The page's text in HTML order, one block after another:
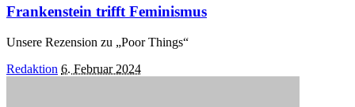
Frankenstein trifft Feminismus
Unsere Rezension zu „Poor Things“
Posted
Redaktion 6. Februar 2024